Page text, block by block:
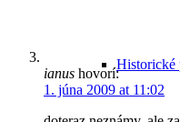
Historické
ianus hovorí:
1. júna 2009 at 11:02